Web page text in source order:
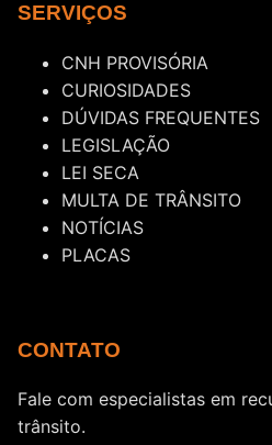
SERVIÇOS
CNH PROVISÓRIA
CURIOSIDADES
DÚVIDAS FREQUENTES
LEGISLAÇÃO
LEI SECA
MULTA DE TRÂNSITO
NOTÍCIAS
PLACAS
CONTATO
Fale com especialistas em
trânsito.